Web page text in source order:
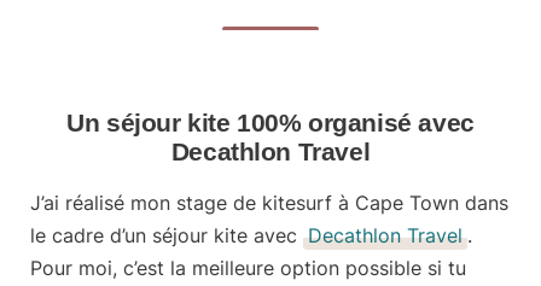
Un séjour kite 100% organisé avec
Decathlon Travel
J’ai réalisé mon stage de kitesurf à Cape Town dans
le cadre d’un séjour kite avec Decathlon Travel .
Pour moi, c’est la meilleure option possible si tu